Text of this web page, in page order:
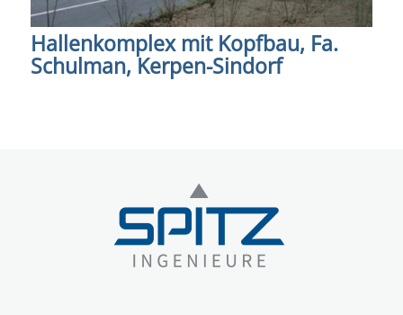
Hallenkomplex mit Kopfbau, Fa.
Schulman, Kerpen-Sindorf